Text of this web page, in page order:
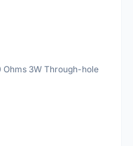
3W Through-hole